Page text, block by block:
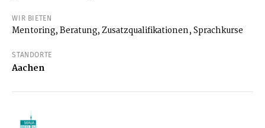
WIR BIETEN
Mentoring, Beratung, Zusatzqualifikationen, Sprachkurse
STANDORTE
Aachen